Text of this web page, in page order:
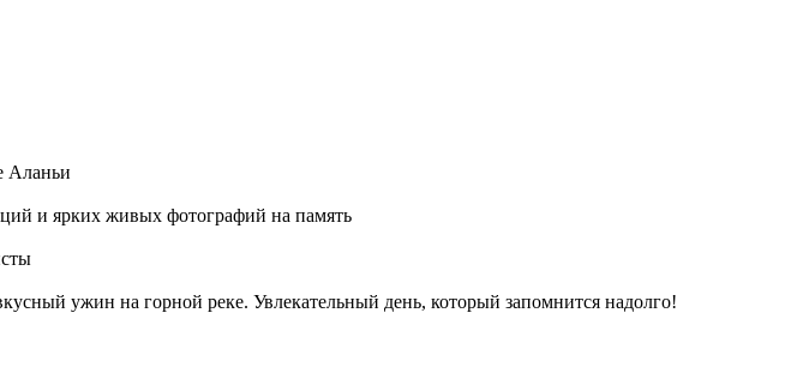
Аланьи
и ярких живых фотографий на память
ужин на горной реке. Увлекательный день, который запомнится надолго!